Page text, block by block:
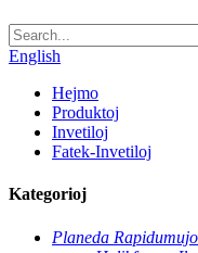
English
Hejmo
Produktoj
Invetiloj
Fatek-Invetiloj
Kategorioj
Planeda Rapidumujo